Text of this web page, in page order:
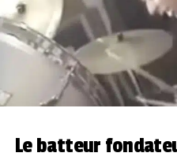
Le batteur